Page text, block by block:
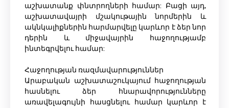
աշխատանք փնտրողների համար: Բացի այդ,
աշխատավայրի մշակութային նորմերին և
ակնկալիքներին հարմարվելը կարևոր է ձեր նոր
դերին և միջավայրին հաջողությամբ
ինտեգրվելու համար:
Հաջողության ռազմավարություններ
Արաբական աշխատաշուկայում հաջողության
հասնելու ձեր հնարավորությունները
առավելագույնի հասցնելու համար կարևոր է